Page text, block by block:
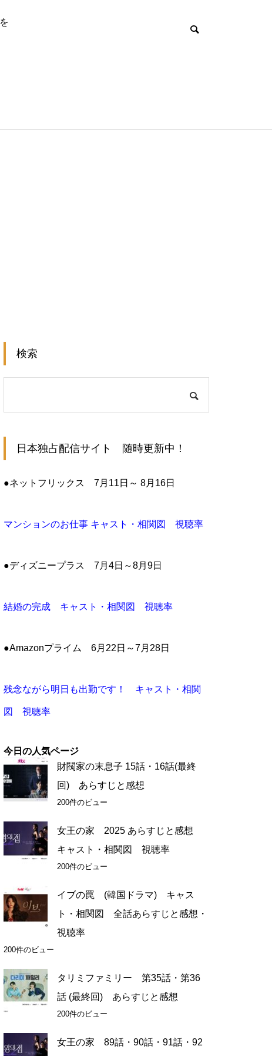
検索
日本独占配信サイト 随時更新中！
●ネットフリックス 7月11日～ 8月16日
マンションのお仕事 キャスト・相関図 視聴率
●ディズニープラス 7月4日～8月9日
結婚の完成 キャスト・相関図 視聴率
●Amazonプライム 6月22日～7月28日
残念ながら明日も出勤です！ キャスト・相関
図 視聴率
今日の人気ページ
財閥家の末息子 15話・16話(最終
回) あらすじと感想
200件のビュー
女王の家 2025 あらすじと感想
キャスト・相関図 視聴率
200件のビュー
イブの罠 (韓国ドラマ) キャス
ト・相関図 全話あらすじと感想・
視聴率
200件のビュー
タリミファミリー 第35話・第36
話 (最終回) あらすじと感想
200件のビュー
女王の家 89話・90話・91話・92